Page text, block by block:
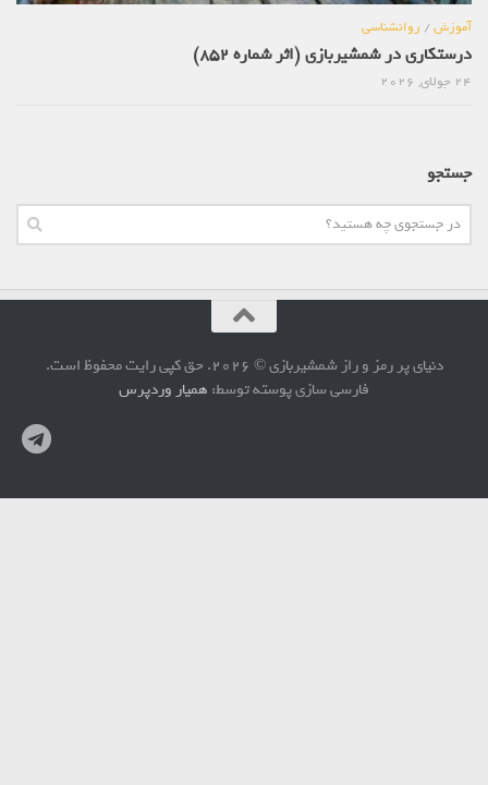
آموزش/روانشناسی
درستکاری در شمشیربازی (اثر شماره 852)
جستجو
دنیای پر رمز و راز شمشیربازی © 2026. حق کپی رایت محفوظ است.
فارسی سازی پوسته توسط:همیار وردپرس